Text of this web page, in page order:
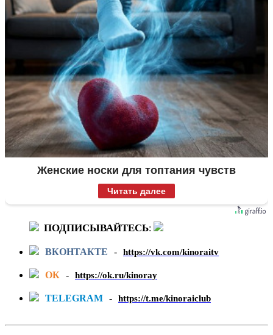
Женские носки для топтания чувств
Читать далее
ПОДПИСЫВАЙТЕСЬ:
ВКОНТАКТЕ - https://vk.com/kinoraitv
ОК - https://ok.ru/kinoray
TELEGRAM - https://t.me/kinoraiclub